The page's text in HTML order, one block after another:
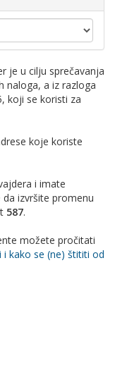
je u cilju sprečavanja
naloga, a iz razloga
koji se koristi za
koje koriste
i imate
izvršite promenu
587.
možete pročitati
kako se (ne) štititi od